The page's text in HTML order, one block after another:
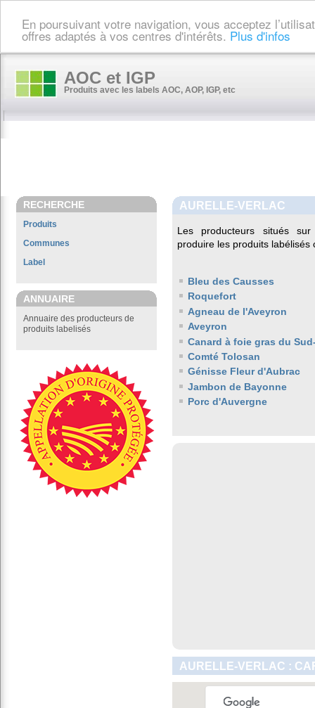
En poursuivant votre navigation, vous acceptez
offres adaptés à vos centres d'intérêts. Plus d'infos
AOC et IGP
Produits avec les labels AOC, AOP, IGP, etc
RECHERCHE
Produits
Communes
Label
ANNUAIRE
Annuaire des producteurs de
produits labelisés
AURELLE-VERLAC
Les producteurs situés
produire les produits labélisés
Bleu des Causses
Roquefort
Agneau de l'Aveyron
Aveyron
Canard à foie gras du
Comté Tolosan
Génisse Fleur d'Aubrac
Jambon de Bayonne
Porc d'Auvergne
AURELLE-VERLAC :